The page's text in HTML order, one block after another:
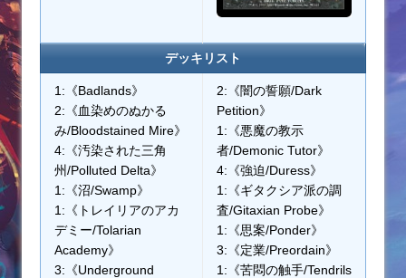
デッキリスト
1:《Badlands》
2:《血染めのぬかる
み/Bloodstained Mire》
4:《汚染された三角
州/Polluted Delta》
1:《沼/Swamp》
1:《トレイリアのアカ
デミー/Tolarian
Academy》
3:《Underground
2:《闇の誓願/Dark
Petition》
1:《悪魔の教示
者/Demonic Tutor》
4:《強迫/Duress》
1:《ギタクシア派の調
査/Gitaxian Probe》
1:《思案/Ponder》
3:《定業/Preordain》
1:《苦悶の触手/Tendrils